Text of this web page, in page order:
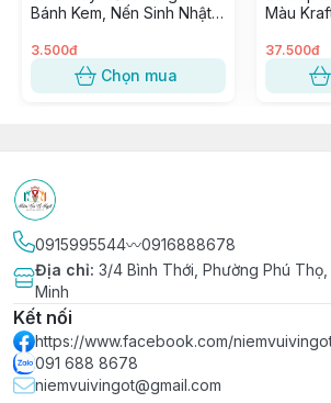
Bánh Kem, Nến Sinh Nhật,
Nhật
3.500đ
Chọn mua
Màu
trang trí
37.500đ
0915995544〰️0916888678
Địa chỉ: 3/4 Bình Thới, Phường Phú
Minh
Kết nối
https://www.facebook.com/
091 688 8678
niemvuivingot@gmail.com